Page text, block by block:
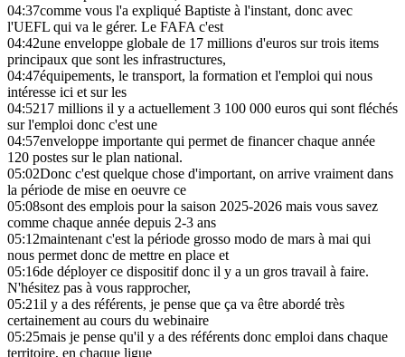
04:37comme vous l'a expliqué Baptiste à l'instant, donc avec
l'UEFL qui va le gérer. Le FAFA c'est
04:42une enveloppe globale de 17 millions d'euros sur trois items
principaux que sont les infrastructures,
04:47équipements, le transport, la formation et l'emploi qui nous
intéresse ici et sur les
04:5217 millions il y a actuellement 3 100 000 euros qui sont fléchés
sur l'emploi donc c'est une
04:57enveloppe importante qui permet de financer chaque année
120 postes sur le plan national.
05:02Donc c'est quelque chose d'important, on arrive vraiment dans
la période de mise en oeuvre ce
05:08sont des emplois pour la saison 2025-2026 mais vous savez
comme chaque année depuis 2-3 ans
05:12maintenant c'est la période grosso modo de mars à mai qui
nous permet donc de mettre en place et
05:16de déployer ce dispositif donc il y a un gros travail à faire.
N'hésitez pas à vous rapprocher,
05:21il y a des référents, je pense que ça va être abordé très
certainement au cours du webinaire
05:25mais je pense qu'il y a des référents donc emploi dans chaque
territoire, en chaque ligue